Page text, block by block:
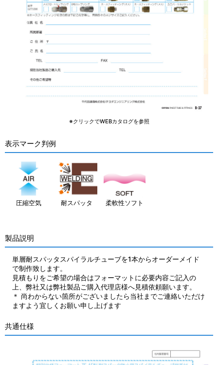
※クリックでWEBカタログを参照
表示マーク判例
圧縮空気 耐スパッタ 柔軟性ソフト
製品説明
単層耐スパッタスパイラルチューブを1本からオーダーメイド
で制作致します。
見積もりをご希望の場合はフォーマットに必要内容ご記入の
上、弊社又は弊社製品ご購入代理店様へ見積依頼願います。
＊ 尚わからない箇所がございましたら当社までご連絡いただけ
ますよう宜しくお願い申し上げます
共通仕様